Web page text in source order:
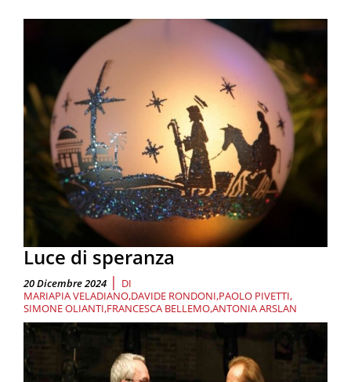
Luce di speranza
20 Dicembre 2024 | DI
MARIAPIA VELADIANO DAVIDE RONDONI PAOLO PIVETTI
SIMONE OLIANTI FRANCESCA BELLEMOANTONIA ARSLAN